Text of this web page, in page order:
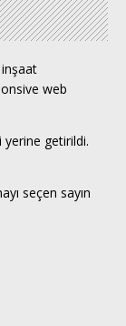
web
getirildi.
seçen sayın